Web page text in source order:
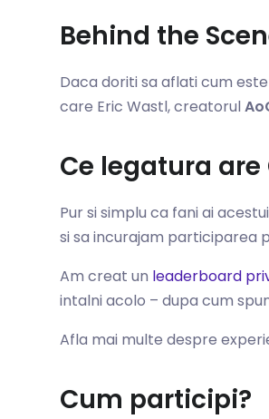
Behind the
Daca doriti sa aflati cum
care Eric Wastl, creatorul
Ce legatura
Pur si simplu ca fani ai
si sa incurajam participarea
Am creat un leaderboard
intalni acolo – dupa cum
Afla mai multe despre
Cum participi?